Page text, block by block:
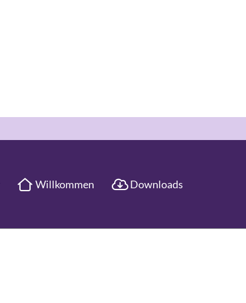
Willkommen Downloads